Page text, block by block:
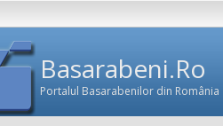
Basarabeni.Ro
Portalul Basarabenilor din România